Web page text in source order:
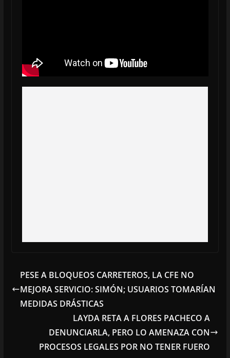
PESE A BLOQUEOS CARRETEROS, LA CFE NO
MEJORA SERVICIO: SIMÓN; USUARIOS TOMARÍAN
MEDIDAS DRÁSTICAS
LAYDA RETA A FLORES PACHECO A
DENUNCIARLA, PERO LO AMENAZA CON
PROCESOS LEGALES POR NO TENER FUERO